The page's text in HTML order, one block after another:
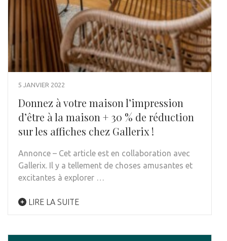
5 JANVIER 2022
Donnez à votre maison l’impression
d’être à la maison + 30 % de réduction
sur les affiches chez Gallerix !
Annonce – Cet article est en collaboration avec
Gallerix. Il y a tellement de choses amusantes et
excitantes à explorer …
LIRE LA SUITE